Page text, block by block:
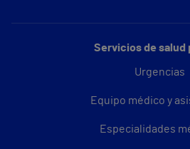
Servicios de salud
Urgencias
Equipo médico y
Especialidades